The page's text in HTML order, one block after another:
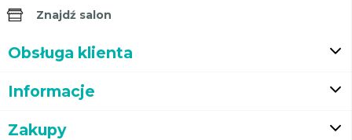
Znajdź salon
Obsługa klienta
Informacje
Zakupy